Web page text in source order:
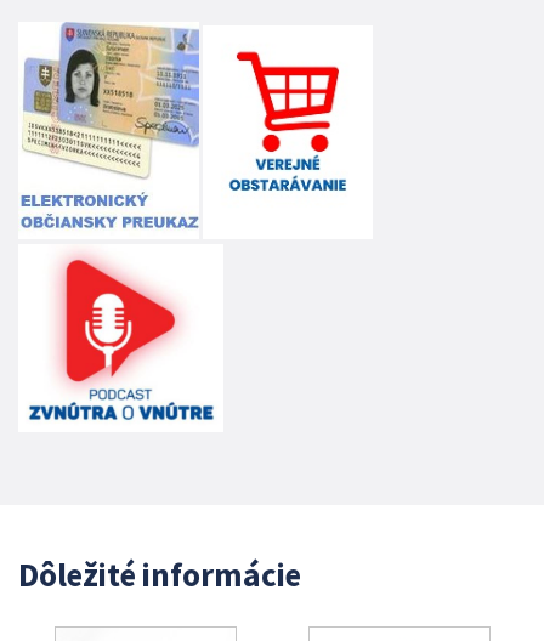
Dôležité informácie